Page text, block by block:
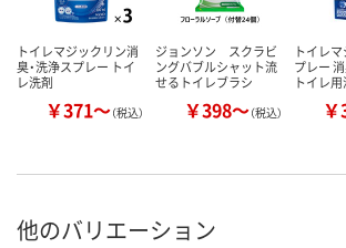
トイレマジックリン消
臭・洗浄スプレー トイ
レ洗剤
￥371～（税込）
ジョンソン スクラビ
ングバブルシャット流
せるトイレブラシ
￥398～（税込）
トイレ
プレー
トイレ
他のバリエーション